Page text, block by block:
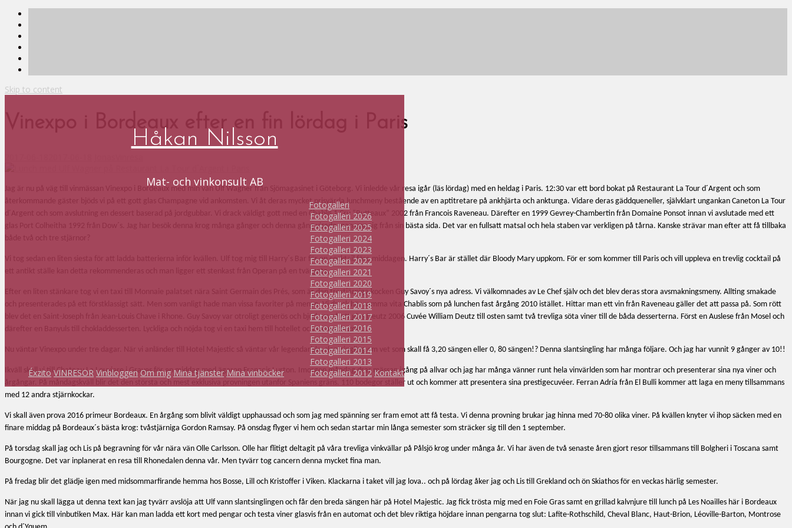
Skip to content
Håkan Nilsson
Mat- och vinkonsult AB
Éxzito VINRESOR Vinbloggen Om mig Mina tjänster Mina vinböcker
Fotogalleri
Fotogalleri 2026
Fotogalleri 2025
Fotogalleri 2024
Fotogalleri 2023
Fotogalleri 2022
Fotogalleri 2021
Fotogalleri 2020
Fotogalleri 2019
Fotogalleri 2018
Fotogalleri 2017
Fotogalleri 2016
Fotogalleri 2015
Fotogalleri 2014
Fotogalleri 2013
Fotogalleri 2012 Kontakt
Vinexpo i Bordeaux efter en fin lördag i Paris
Jag är nu på väg till vinmässan Vinexpo i Bordeaux med min vän Ulf Wagner från Sjömagasinet i Göteborg. Vi inledde vår resa igår (läs lördag) med en heldag i Paris. 12:30 var ett bord bokat på Restaurant La Tour d´Argent och som
återkommande gäster bjöds vi på ett gott glas Champagne vid ankomsten. Vi åt deras mycket prisvärda lunchmeny bestående av en aptitretare på ankhjärta och anktunga. Vidare deras gäddqueneller, självklart ungankan Caneton La Tour
d´Argent och som avslutning en dessert baserad på jordgubbar. Vi drack väldigt gott med en Chablis 1 Cru ”Butteaux” 2002 från Francois Raveneau. Därefter en 1999 Gevrey-Chambertin från Domaine Ponsot innan vi avslutade med ett
glas Port Colheitha 1992 från Dow´s. Jag har besök denna krog många gånger och denna gång visade man upp sig från sin bästa sida. Det var en fullsatt matsal och hela staben var verkligen på tårna. Kanske strävar man efter att få tillbaka
både två och tre stjärnor?
Vi tog sedan en liten siesta för att ladda batterierna inför kvällen. Ulf tog mig till Harry´s Bar för en cocktail före middagen. Harry´s Bar är stället där Bloody Mary uppkom. För er som kommer till Paris och vill uppleva en trevlig cocktail på
ett antikt ställe kan detta rekommenderas och man ligger ett stenkast från Operan på en tvärgata.
Efter en liten stänkare tog vi en taxi till Monnaie palatset nära Saint Germain des Prés, som är den trestjärniga kocken Guy Savoy´s nya adress. Vi välkomnades av Le Chef själv och det blev deras stora avsmakningsmeny. Allting smakade
och presenterades på ett förstklassigt sätt. Men som vanligt hade man vissa favoriter på menyn. Vi drack här samma vita Chablis som på lunchen fast årgång 2010 istället. Hittar man ett vin från Raveneau gäller det att passa på. Som rött
blev det en Saint-Joseph från Jean-Louis Chave i Rhone. Guy Savoy var otroligt generös och bjöd oss på ett glas Deutz 2006 Cuvée William Deutz till osten samt två trevliga söta viner till de båda desserterna. Först en Auslese från Mosel och
därefter en Banyuls till chokladdesserten. Lyckliga och nöjda tog vi en taxi hem till hotellet och somnade gott.
Nu väntar Vinexpo under tre dagar. När vi anländer till Hotel Majestic så väntar vår legendariska slantsingling om vet som skall få 3,20 sängen eller 0, 80 sängen!? Denna slantsingling har många följare. Och jag har vunnit 9 gånger av 10!!
Ikväll skall vi till Chateau La Louviere i Graves för en middag med ägaren Francois Lurton. Imorgon måndag drar mässan igång på allvar och jag har många vänner runt hela vinvärlden som har montrar och presenterar sina nya viner och
årgångar. På måndagskväll blir det den största och mest exklusiva provningen utanför Spaniens gräns. 110 bodegor ställer ut och kommer att presentera sina prestigecuvéer. Ferran Adría från El Bulli kommer att laga en meny tillsammans
med 12 andra stjärnkockar.
Vi skall även prova 2016 primeur Bordeaux. En årgång som blivit väldigt upphaussad och som jag med spänning ser fram emot att få testa. Vi denna provning brukar jag hinna med 70-80 olika viner. På kvällen knyter vi ihop säcken med en
finare middag på Bordeaux´s bästa krog: tvåstjärniga Gordon Ramsay. På onsdag flyger vi hem och sedan startar min långa semester som sträcker sig till den 1 september.
På torsdag skall jag och Lis på begravning för vår nära vän Olle Carlsson. Olle har flitigt deltagit på våra trevliga vinkvällar på Pålsjö krog under många år. Vi har även de två senaste åren gjort resor tillsammans till Bolgheri i Toscana samt
Bourgogne. Det var inplanerat en resa till Rhonedalen denna vår. Men tyvärr tog cancern denna mycket fina man.
På fredag blir det glädje igen med midsommarfirande hemma hos Bosse, Lill och Kristoffer i Viken. Klackarna i taket vill jag lova.. och på lördag åker jag och Lis till Grekland och ön Skiathos för en veckas härlig semester.
När jag nu skall lägga ut denna text kan jag tyvärr avslöja att Ulf vann slantsinglingen och får den breda sängen här på Hotel Majestic. Jag fick trösta mig med en Foie Gras samt en grillad kalvnjure till lunch på Les Noailles här i Bordeaux
innan vi gick till vinbutiken Max. Här kan man ladda ett kort med pengar och testa viner glasvis från en automat och det blev riktiga höjdare innan pengarna tog slut: Lafite-Rothschild, Cheval Blanc, Haut-Brion, Léoville-Barton, Montrose